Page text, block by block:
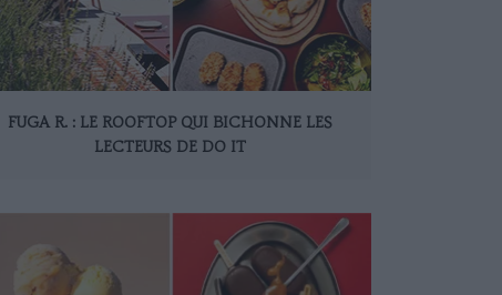
FUGA R. : LE ROOFTOP QUI BICHONNE LES
LECTEURS DE DO IT